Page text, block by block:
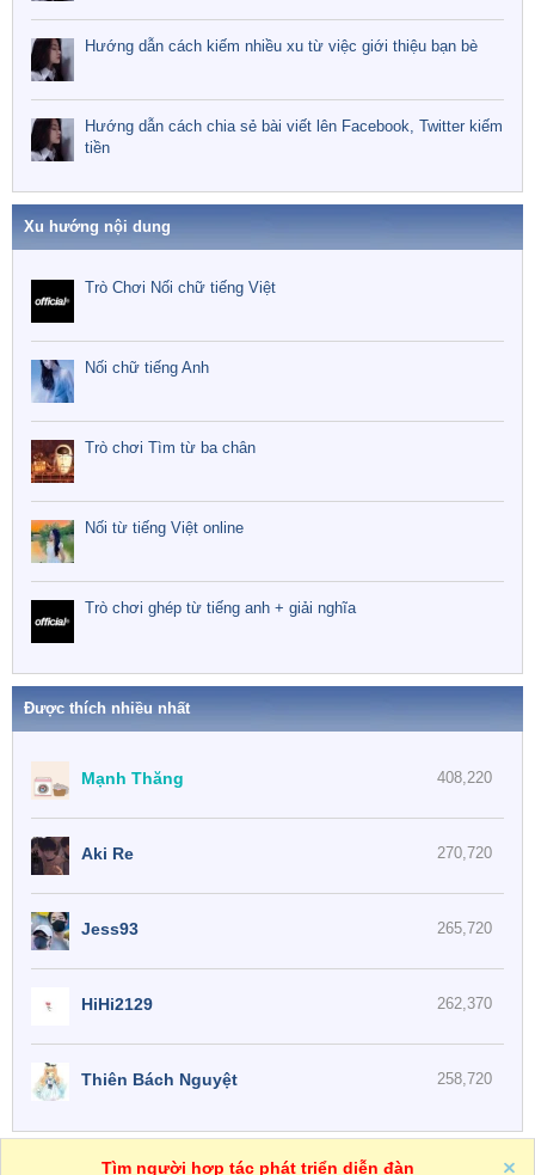
Hướng dẫn cách kiếm nhiều xu từ việc giới thiệu bạn bè
Hướng dẫn cách chia sẻ bài viết lên Facebook, Twitter kiếm
tiền
Xu hướng nội dung
Trò Chơi Nối chữ tiếng Việt
Nối chữ tiếng Anh
Trò chơi Tìm từ ba chân
Nối từ tiếng Việt online
Trò chơi ghép từ tiếng anh + giải nghĩa
Được thích nhiều nhất
408,220
Mạnh Thăng
270,720
Aki Re
265,720
Jess93
262,370
HiHi2129
258,720
Thiên Bách Nguyệt
VN R
Tìm người hợp tác phát triển diễn đàn